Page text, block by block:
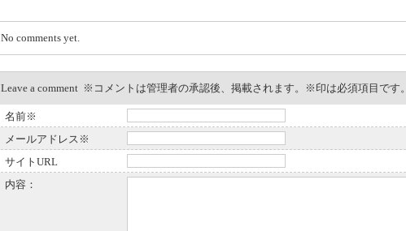
No comments yet.
Leave a comment ※コメントは管理者の承認後、掲載されます。※印は必須項目です。
名前※
メールアドレス※
サイトURL
内容：